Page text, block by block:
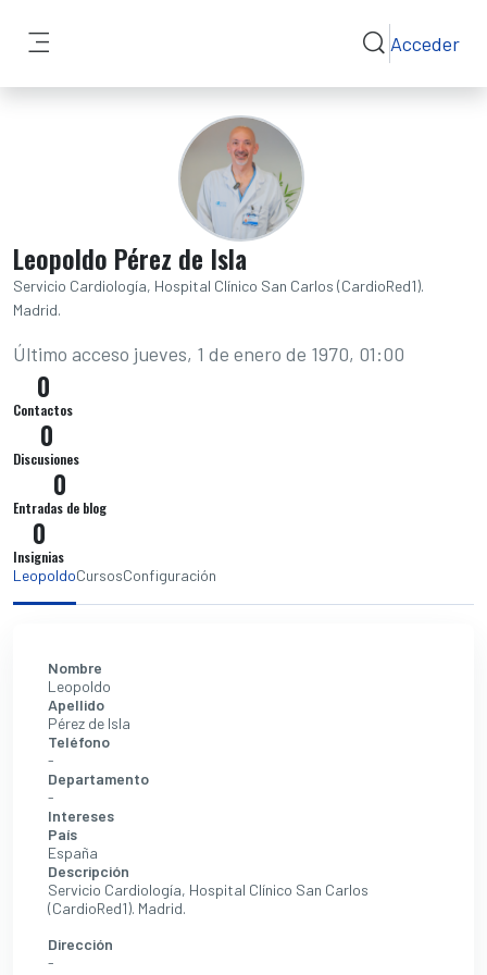
Selector de
Acceder
Leopoldo Pérez de Isla
Servicio Cardiología, Hospital Clínico San Carlos (CardioRed1).
Madrid.
Último acceso jueves, 1 de enero de 1970, 01:00
0
Contactos
0
Discusiones
0
Entradas de blog
0
Insignias
LeopoldoCursosConfiguración
Nombre
Leopoldo
Apellido
Pérez de Isla
Teléfono
-
Departamento
-
Intereses
País
España
Descripción
Servicio Cardiología, Hospital Clínico San Carlos
(CardioRed1). Madrid.
Dirección
-